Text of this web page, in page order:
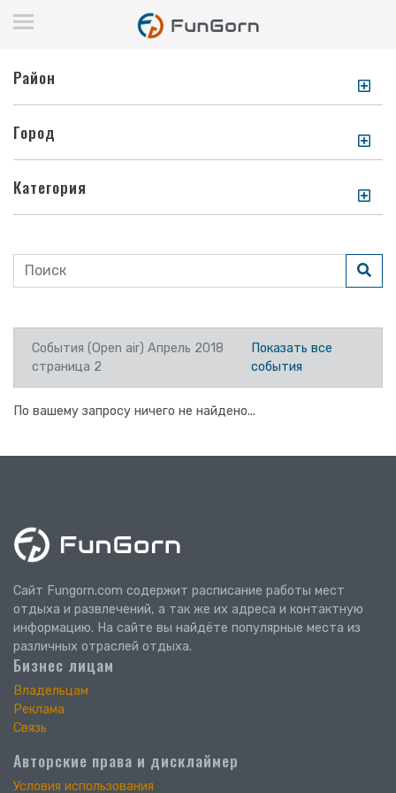
Район
Город
Категория
События (Open air) Апрель 2018
страница 2
Показать все
события
По вашему запросу ничего не найдено...
Сайт Fungorn.com содержит расписание работы мест
отдыха и развлечений, а так же их адреса и контактную
информацию. На сайте вы найдёте популярные места из
различных отраслей отдыха.
Бизнес лицам
Владельцам
Реклама
Связь
Авторские права и дисклаймер
Условия использования